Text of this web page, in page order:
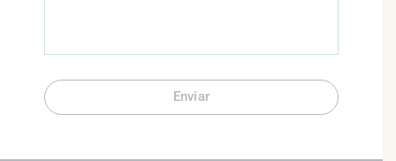
Enviar